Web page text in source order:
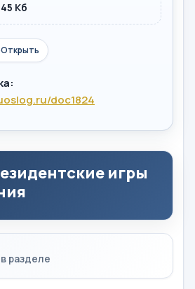
45 Кб
Открыть
doc1824
игры
разделе